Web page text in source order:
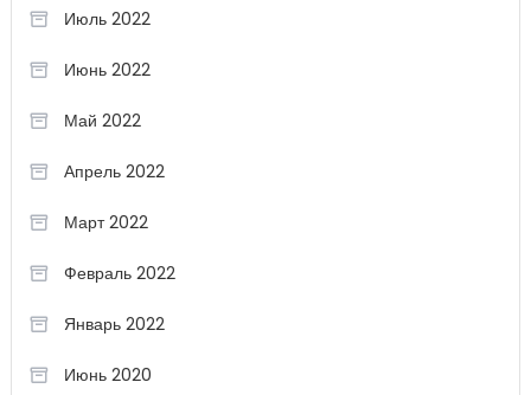
Июль 2022
Июнь 2022
Май 2022
Апрель 2022
Март 2022
Февраль 2022
Январь 2022
Июнь 2020